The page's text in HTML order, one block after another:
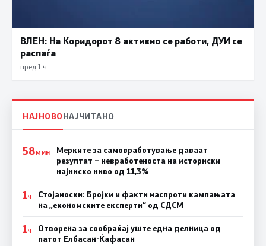
ВЛЕН: На Коридорот 8 активно се работи, ДУИ се
распаѓа
пред 1 ч.
НАЈНОВОНАЈЧИТАНО
58МИН
Мерките за самовработување даваат
резултат – невработеноста на историски
најниско ниво од 11,3%
1Ч
Стојаноски: Бројки и факти наспроти кампањата
на „економските експерти“ од СДСM
1Ч
Отворена за сообраќај уште една делница од
патот Елбасан-Ќафасан